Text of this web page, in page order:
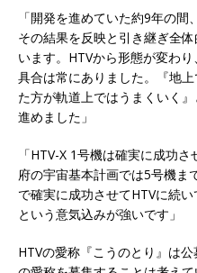
「開発を進めていた約9年の間
その結果を反映と引き継ぎ全
います。HTVから形態が変わ
具合は常にありました。『地
た方が軌道上ではうまくいく
進めました」
「HTV-X 1号機は確実に成功
府の宇宙基本計画では5号機ま
で確実に成功させてHTVに続
という意気込みが強いです」
HTVの愛称『こうのとり』は